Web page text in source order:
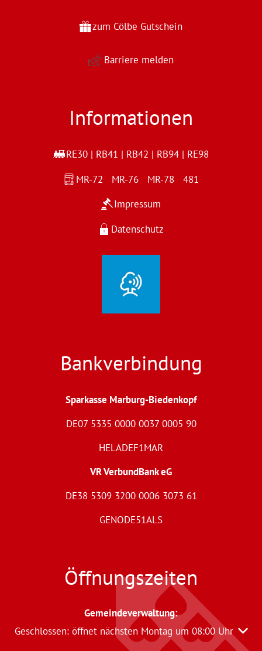
zum Cölbe Gutschein
Barriere melden
Informationen
RE30 | RB41 | RB42 | RB94 | RE98
MR-72 MR-76 MR-78 481
Impressum
Datenschutz
Bankverbindung
Sparkasse Marburg-Biedenkopf
DE07 5335 0000 0037 0005 90
HELADEF1MAR
VR VerbundBank eG
DE38 5309 3200 0006 3073 61
GENODE51ALS
Öffnungszeiten
Gemeindeverwaltung:
Klicken, um weitere Öffnungs- oder Schließzeiten
Geschlossen: öffnet nächsten Montag um 08:00 Uhr